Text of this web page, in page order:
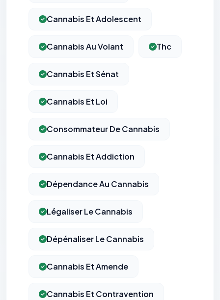
Cannabis Et Adolescent
Cannabis Au Volant Thc
Cannabis Et Sénat
Cannabis Et Loi
Consommateur De Cannabis
Cannabis Et Addiction
Dépendance Au Cannabis
Légaliser Le Cannabis
Dépénaliser Le Cannabis
Cannabis Et Amende
Cannabis Et Contravention